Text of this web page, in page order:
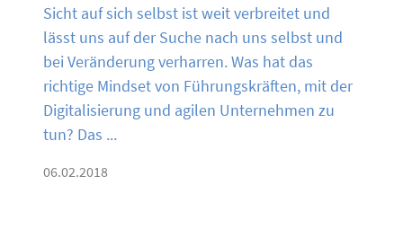
Sicht auf sich selbst ist weit verbreitet und
lässt uns auf der Suche nach uns selbst und
bei Veränderung verharren. Was hat das
richtige Mindset von Führungskräften, mit der
Digitalisierung und agilen Unternehmen zu
tun? Das ...
06.02.2018